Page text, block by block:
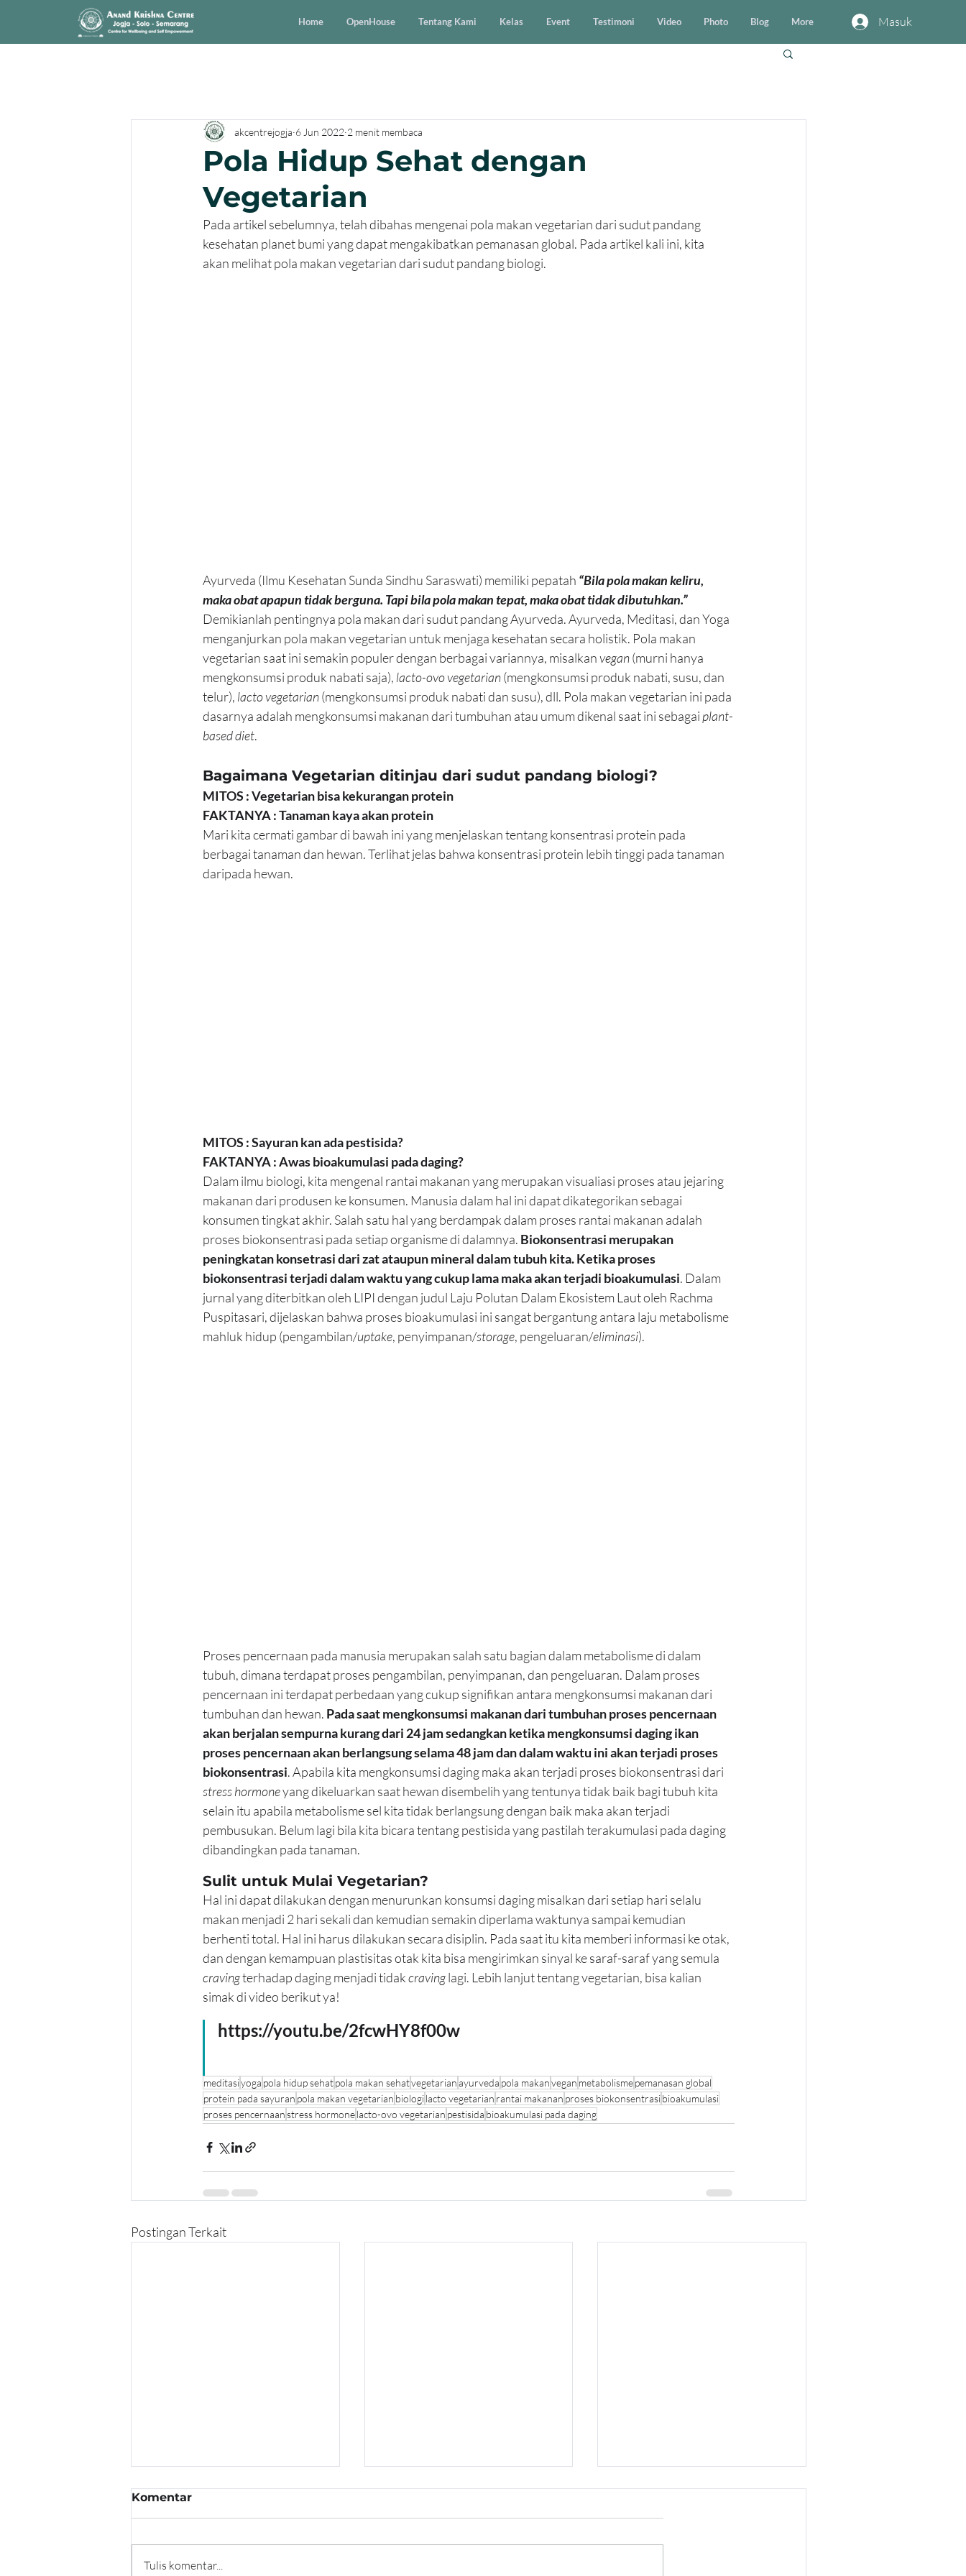
Home OpenHouse Tentang Kami Kelas Event Testimoni Video Photo Blog More Masuk
Pola Hidup Sehat dengan
Vegetarian
akcentrejogja 6 Jun 2022 2 menit membaca
Pada artikel sebelumnya, telah dibahas mengenai pola makan vegetarian dari sudut pandang
kesehatan planet bumi yang dapat mengakibatkan pemanasan global. Pada artikel kali ini, kita
akan melihat pola makan vegetarian dari sudut pandang biologi.
Ayurveda (Ilmu Kesehatan Sunda Sindhu Saraswati) memiliki pepatah “Bila pola makan keliru,
maka obat apapun tidak berguna. Tapi bila pola makan tepat, maka obat tidak dibutuhkan.”
Demikianlah pentingnya pola makan dari sudut pandang Ayurveda. Ayurveda, Meditasi, dan Yoga
menganjurkan pola makan vegetarian untuk menjaga kesehatan secara holistik. Pola makan
vegetarian saat ini semakin populer dengan berbagai variannya, misalkan vegan (murni hanya
mengkonsumsi produk nabati saja), lacto-ovo vegetarian (mengkonsumsi produk nabati, susu, dan
telur), lacto vegetarian (mengkonsumsi produk nabati dan susu), dll. Pola makan vegetarian ini pada
dasarnya adalah mengkonsumsi makanan dari tumbuhan atau umum dikenal saat ini sebagai plant-
based diet.
Bagaimana Vegetarian ditinjau dari sudut pandang biologi?
MITOS : Vegetarian bisa kekurangan protein
FAKTANYA : Tanaman kaya akan protein
Mari kita cermati gambar di bawah ini yang menjelaskan tentang konsentrasi protein pada
berbagai tanaman dan hewan. Terlihat jelas bahwa konsentrasi protein lebih tinggi pada tanaman
daripada hewan.
MITOS : Sayuran kan ada pestisida?
FAKTANYA : Awas bioakumulasi pada daging?
Dalam ilmu biologi, kita mengenal rantai makanan yang merupakan visualiasi proses atau jejaring
makanan dari produsen ke konsumen. Manusia dalam hal ini dapat dikategorikan sebagai
konsumen tingkat akhir. Salah satu hal yang berdampak dalam proses rantai makanan adalah
proses biokonsentrasi pada setiap organisme di dalamnya. Biokonsentrasi merupakan
peningkatan konsetrasi dari zat ataupun mineral dalam tubuh kita. Ketika proses
biokonsentrasi terjadi dalam waktu yang cukup lama maka akan terjadi bioakumulasi. Dalam
jurnal yang diterbitkan oleh LIPI dengan judul Laju Polutan Dalam Ekosistem Laut oleh Rachma
Puspitasari, dijelaskan bahwa proses bioakumulasi ini sangat bergantung antara laju metabolisme
mahluk hidup (pengambilan/uptake, penyimpanan/storage, pengeluaran/eliminasi).
Proses pencernaan pada manusia merupakan salah satu bagian dalam metabolisme di dalam
tubuh, dimana terdapat proses pengambilan, penyimpanan, dan pengeluaran. Dalam proses
pencernaan ini terdapat perbedaan yang cukup signifikan antara mengkonsumsi makanan dari
tumbuhan dan hewan. Pada saat mengkonsumsi makanan dari tumbuhan proses pencernaan
akan berjalan sempurna kurang dari 24 jam sedangkan ketika mengkonsumsi daging ikan
proses pencernaan akan berlangsung selama 48 jam dan dalam waktu ini akan terjadi proses
biokonsentrasi. Apabila kita mengkonsumsi daging maka akan terjadi proses biokonsentrasi dari
stress hormone yang dikeluarkan saat hewan disembelih yang tentunya tidak baik bagi tubuh kita
selain itu apabila metabolisme sel kita tidak berlangsung dengan baik maka akan terjadi
pembusukan. Belum lagi bila kita bicara tentang pestisida yang pastilah terakumulasi pada daging
dibandingkan pada tanaman.
Sulit untuk Mulai Vegetarian?
Hal ini dapat dilakukan dengan menurunkan konsumsi daging misalkan dari setiap hari selalu
makan menjadi 2 hari sekali dan kemudian semakin diperlama waktunya sampai kemudian
berhenti total. Hal ini harus dilakukan secara disiplin. Pada saat itu kita memberi informasi ke otak,
dan dengan kemampuan plastisitas otak kita bisa mengirimkan sinyal ke saraf-saraf yang semula
craving terhadap daging menjadi tidak craving lagi. Lebih lanjut tentang vegetarian, bisa kalian
simak di video berikut ya!
https://youtu.be/2fcwHY8f00w
meditasiyoga pola hidup sehatpola makan sehatvegetarianayurveda pola makanvegan metabolismepemanasan global
protein pada sayuran pola makan vegetarian biologilacto vegetarian rantai makanan proses biokonsentrasibioakumulasi
proses pencernaanstress hormonelacto-ovo vegetarian pestisida bioakumulasi pada daging
Postingan Terkait
Komentar
Tulis komentar...